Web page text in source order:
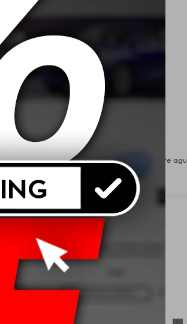
y su pérdida de color.
contacto con los ojos lave con abundante